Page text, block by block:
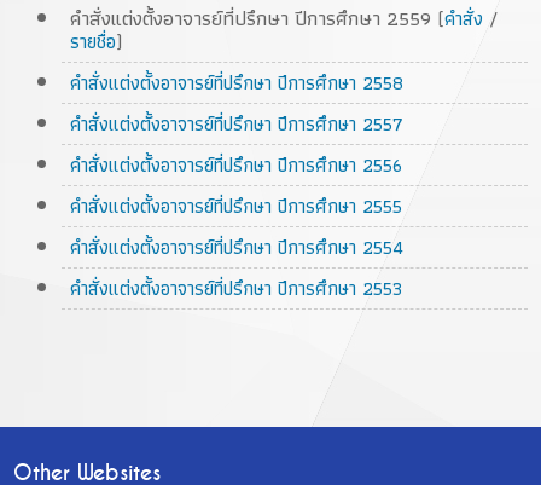
คำสั่งแต่งตั้งอาจารย์ที่ปรึกษา ปีการศึกษา 2559 (คำสั่ง /
รายชื่อ)
คำสั่งแต่งตั้งอาจารย์ที่ปรึกษา ปีการศึกษา 2558
คำสั่งแต่งตั้งอาจารย์ที่ปรึกษา ปีการศึกษา 2557
คำสั่งแต่งตั้งอาจารย์ที่ปรึกษา ปีการศึกษา 2556
คำสั่งแต่งตั้งอาจารย์ที่ปรึกษา ปีการศึกษา 2555
คำสั่งแต่งตั้งอาจารย์ที่ปรึกษา ปีการศึกษา 2554
คำสั่งแต่งตั้งอาจารย์ที่ปรึกษา ปีการศึกษา 2553
Other Websites